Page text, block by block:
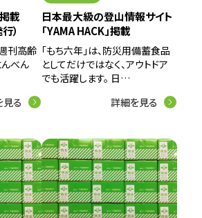
載
）
刊高齢
べん
る
日本最大級の登山情報サイト
「YAMA HACK」掲載
「もち六年」は、防災用備蓄食品
としてだけではなく、アウトドア
でも活躍します。 日…
詳細を見る